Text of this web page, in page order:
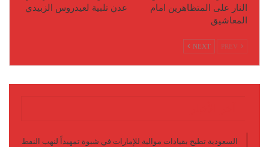
النار على المتظاهرين امام
المعاشيق
عدن تلبية لعيدروس الزبيدي
NEXT
السعودية تطيح بقيادات موالية للإمارات في شبوة تمهيداً لنهب النفط